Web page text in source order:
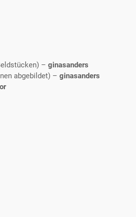
– ginasanders​
abgebildet) – ginasanders​